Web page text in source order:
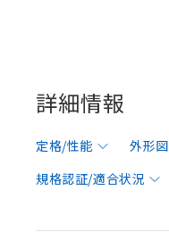
詳細情報
定格/性能 外形図
規格認証/適合状況